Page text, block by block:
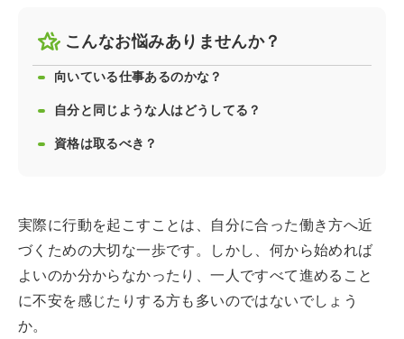
こんなお悩みありませんか？
向いている仕事あるのかな？
自分と同じような人はどうしてる？
資格は取るべき？
実際に行動を起こすことは、自分に合った働き方へ近
づくための大切な一歩です。しかし、何から始めれば
よいのか分からなかったり、一人ですべて進めること
に不安を感じたりする方も多いのではないでしょう
か。